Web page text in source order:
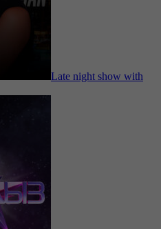
Late night show with